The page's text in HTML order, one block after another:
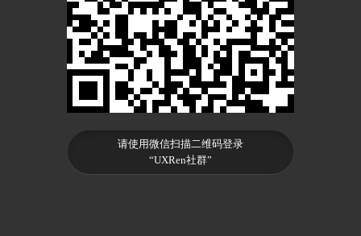
请使用微信扫描二维码登录
“UXRen社群”